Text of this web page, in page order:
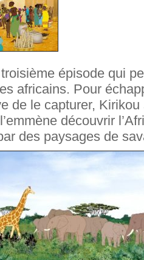
épisode qui
africains. Pour
de le capturer,
découvrir
des paysages de